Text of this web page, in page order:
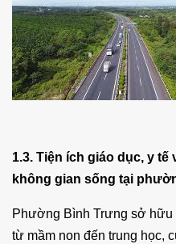
1.3. Tiện ích giáo dục, y
không gian sống tại
Phường Bình Trưng sở hữu
từ mầm non đến trung học,